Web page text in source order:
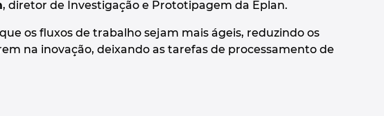
, diretor de Investigação e Prototipagem da Eplan.
os fluxos de trabalho sejam mais ágeis, reduzindo os
na inovação, deixando as tarefas de processamento de